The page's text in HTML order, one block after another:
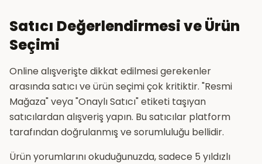
Satıcı Değerlendirmesi ve Ürün
Seçimi
Online alışverişte dikkat edilmesi gerekenler
arasında satıcı ve ürün seçimi çok kritiktir. "Resmi
Mağaza" veya "Onaylı Satıcı" etiketi taşıyan
satıcılardan alışveriş yapın. Bu satıcılar platform
tarafından doğrulanmış ve sorumluluğu bellidir.
Ürün yorumlarını okuduğunuzda, sadece 5 yıldızlı